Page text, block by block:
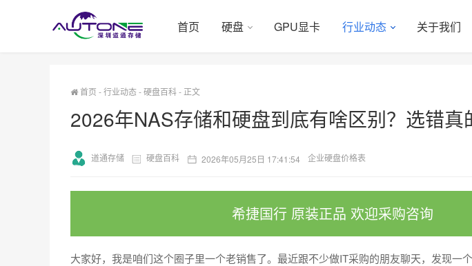
首页 硬盘 GPU显卡 行业动态 关于我们
首页 -行业动态-硬盘百科- 正文
2026年NAS存储和硬盘到底有啥区别？选错真
道通存储 硬盘百科 2026年05月25日 17:41:54 企业硬盘价格表
希捷国行 原装正品 欢迎采购咨询
大家好，我是咱们这个圈子里一个老销售了。最近跟不少做IT采购的朋友聊天，发现一